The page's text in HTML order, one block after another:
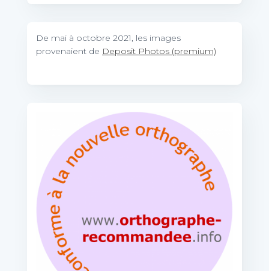
De mai à octobre 2021, les images
provenaient de Deposit Photos (premium)